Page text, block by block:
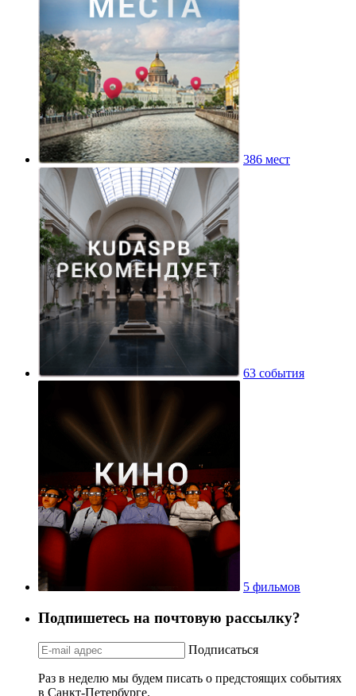
386 мест
63 события
5 фильмов
Подпишетесь на почтовую рассылку?
Подписаться
Раз в неделю мы будем писать о предстоящих событиях
в Санкт-Петербурге.